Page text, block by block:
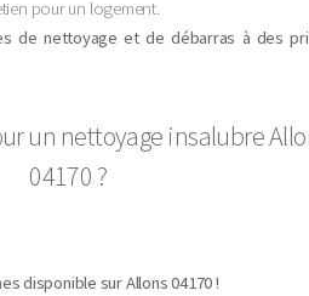
pour un logement.
de nettoyage et de débarras à des
un nettoyage insalubre
04170 ?
disponible sur Allons 04170 !